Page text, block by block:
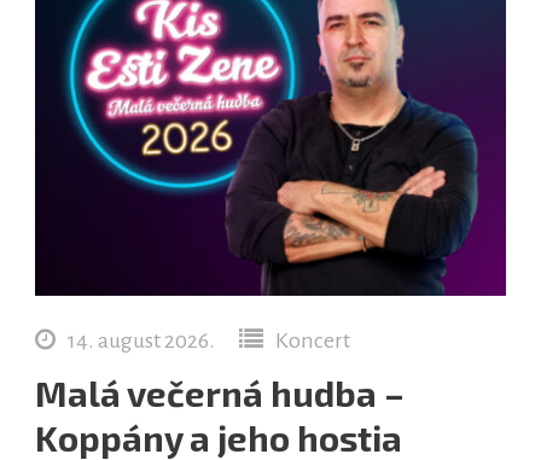
14. august 2026. Koncert
Malá večerná hudba –
Koppány a jeho hostia